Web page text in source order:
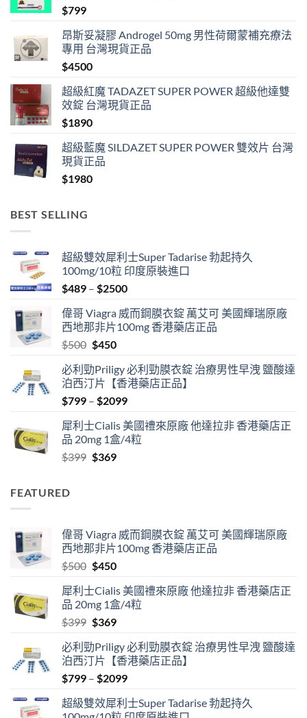
$799
昂斯妥凝膠 Androgel 50mg 男性荷爾蒙補充療法
專用 台灣現貨正品
$4500
超級紅魔 TADAZET SUPER POWER 超級他達雙
效錠 台灣現貨正品
$1890
超級藍魔 SILDAZET SUPER POWER 雙效片 台灣
現貨正品
$1980
BEST SELLING
超級雙效犀利士Super Tadarise 勃起持久
100mg/10粒 印度原裝進口
$489 – $2500Price
$489
through
偉哥 Viagra 威而鋼膜衣錠 萬艾可 美國輝瑞原廠
西地那非片100mg 香港藥店正品
$500 Original
was:
$500.
$450Current
is:
$450.
必利勁Priligy 必利勁膜衣錠 治療男性早洩 鹽酸達
泊西汀片【香港藥店正品】
$799 – $2099Price
$799
through
犀利士Cialis 美國禮來原廠 他達拉非 香港藥店正
品 20mg 1盒/4粒
$399 Original
$369Current
FEATURED
偉哥 Viagra 威而鋼膜衣錠 萬艾可 美國輝瑞原廠
西地那非片100mg 香港藥店正品
$500 Original
was:
$500.
$450Current
is:
$450.
犀利士Cialis 美國禮來原廠 他達拉非 香港藥店正
品 20mg 1盒/4粒
$399 Original
was:
$399.
$369Current
is:
$369.
必利勁Priligy 必利勁膜衣錠 治療男性早洩 鹽酸達
泊西汀片【香港藥店正品】
$799 – $2099Price
$799
超級雙效犀利士Super Tadarise 勃起持久